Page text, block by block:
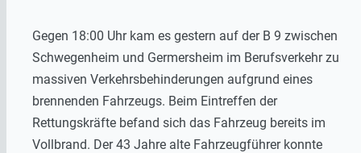
Gegen 18:00 Uhr kam es gestern auf der B 9 zwischen
Schwegenheim und Germersheim im Berufsverkehr zu
massiven Verkehrsbehinderungen aufgrund eines
brennenden Fahrzeugs. Beim Eintreffen der
Rettungskräfte befand sich das Fahrzeug bereits im
Vollbrand. Der 43 Jahre alte Fahrzeugführer konnte